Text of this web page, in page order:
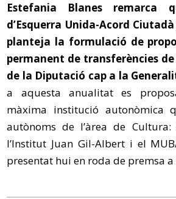
Estefania Blanes remarca
d’Esquerra Unida-Acord
planteja la formulació de
permanent de transferències
de la Diputació cap a la
a aquesta anualitat es
màxima institució autonòmica
autònoms de l’àrea de Cultura:
l’Institut Juan Gil-Albert i el
presentat hui en roda de premsa a